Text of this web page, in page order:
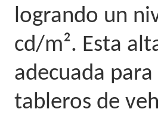
logrando un
cd/m². Esta
adecuada
tableros de